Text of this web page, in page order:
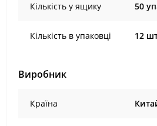
Кількість у ящику 50
Кількість в упаковці 12
Виробник
Країна